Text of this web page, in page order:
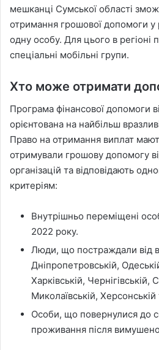
мешканці Сумської області
отримання грошової допомоги у
одну особу. Для цього в регіоні
спеціальні мобільні групи.
Хто може отримати
Програма фінансової допомоги
орієнтована на найбільш
Право на отримання виплат
отримували грошову допомогу
організацій та відповідають
критеріям:
Внутрішньо переміщені
2022 року.
Люди, що постраждали від
Дніпропетровській,
Харківській, Чернігівській,
Миколаївській,
Особи, що повернулися до
проживання після